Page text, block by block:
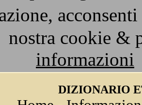
nostra cookie &
informazioni
DIZIONARIO